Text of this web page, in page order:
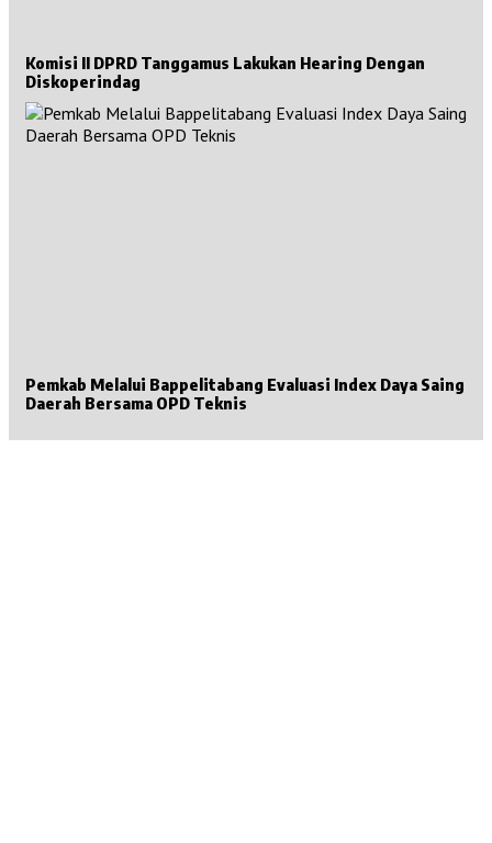
Komisi II DPRD Tanggamus Lakukan Hearing Dengan
Diskoperindag
Pemkab Melalui Bappelitabang Evaluasi Index Daya Saing
Daerah Bersama OPD Teknis